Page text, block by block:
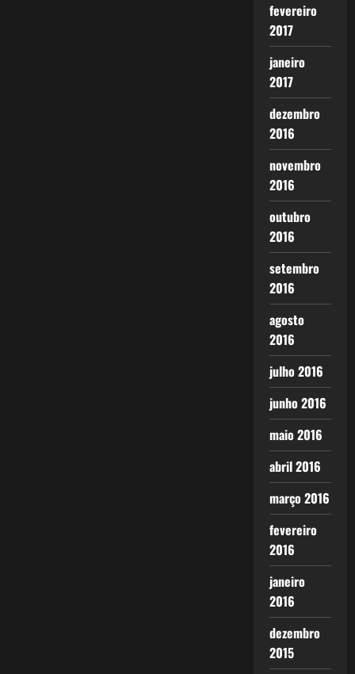
fevereiro
2017
janeiro
2017
dezembro
2016
novembro
2016
outubro
2016
setembro
2016
agosto
2016
julho 2016
junho 2016
maio 2016
abril 2016
março 2016
fevereiro
2016
janeiro
2016
dezembro
2015